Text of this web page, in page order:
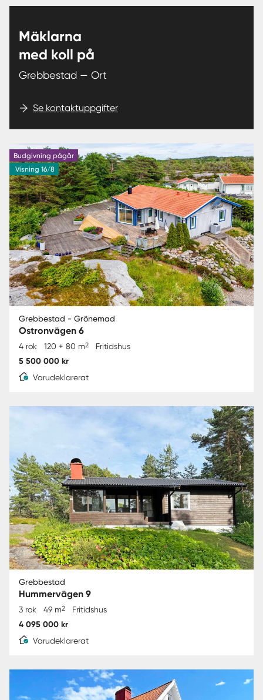
Mäklarna
med koll på
Grebbestad — Ort
Se kontaktuppgifter
Budgivning pågår
Visning 16/8
Grebbestad - Grönemad
Ostronvägen 6
4 rok 120 + 80 m2 Fritidshus
5 500 000 kr
Varudeklarerat
Grebbestad
Hummervägen 9
3 rok 49 m2 Fritidshus
4 095 000 kr
Varudeklarerat